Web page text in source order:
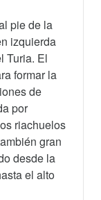
pie de la
izquierda
Turia. El
formar la
de
por
riachuelos
gran
desde la
el alto